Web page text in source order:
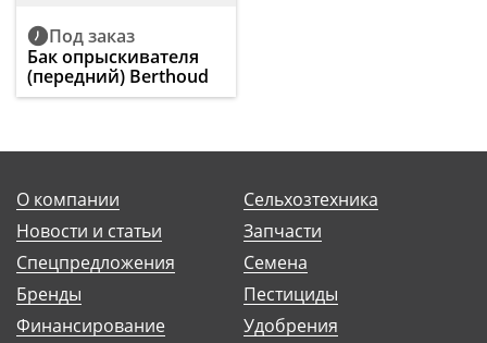
Под заказ
Бак опрыскивателя
(передний) Berthoud
О компании
Новости и статьи
Спецпредложения
Бренды
Финансирование
Сельхозтехника
Запчасти
Семена
Пестициды
Удобрения